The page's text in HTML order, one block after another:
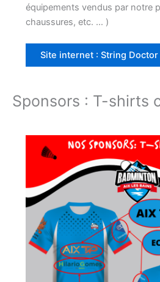
équipements vendus par notre
chaussures, etc. … )
Site internet : String Doctor
Sponsors : T-shirts